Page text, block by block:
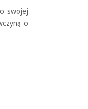
swojej
o